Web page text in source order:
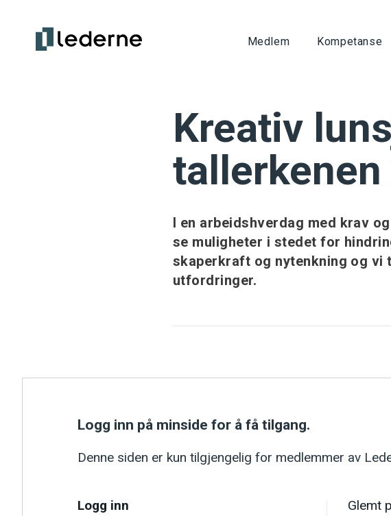
Medlem Kompetanse
Kreativ
tallerkenen
I en arbeidshverdag med krav
se muligheter i stedet for
skaperkraft og nytenkning og vi
utfordringer.
Logg inn på minside for å få tilgang.
Denne siden er kun tilgjengelig for medlemmer av
Logg inn Glemt